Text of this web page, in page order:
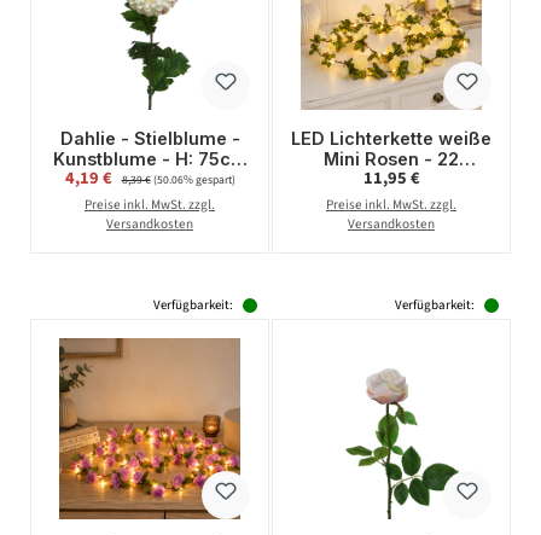
Dahlie - Stielblume -
Kunstblume - H: 75cm
- creme
Verkaufspreis:
4,19 € Regulärer Preis:
8,39 €(50.06% gespart)
Preise inkl. MwSt. zzgl.
Versandkosten
LED Lichterkette weiße
Mini Rosen - 22
warmweiße LED -
Batteriebetrieb - Timer
L: 2,1m - für Innen
Regulärer Preis:
11,95 €
Preise inkl. MwSt. zzgl.
Versandkosten
Verfügbarkeit: Verfügbarkeit: